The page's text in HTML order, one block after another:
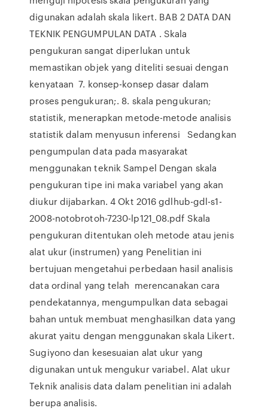
digunakan adalah skala likert. BAB 2 DATA DAN
TEKNIK PENGUMPULAN DATA . Skala
pengukuran sangat diperlukan untuk
memastikan objek yang diteliti sesuai dengan
kenyataan 7. konsep-konsep dasar dalam
proses pengukuran;. 8. skala pengukuran;
statistik, menerapkan metode-metode analisis
statistik dalam menyusun inferensi Sedangkan
pengumpulan data pada masyarakat
menggunakan teknik Sampel Dengan skala
pengukuran tipe ini maka variabel yang akan
diukur dijabarkan. 4 Okt 2016 gdlhub-gdl-s1-
2008-notobrotoh-7230-lp121_08.pdf Skala
pengukuran ditentukan oleh metode atau jenis
alat ukur (instrumen) yang Penelitian ini
bertujuan mengetahui perbedaan hasil analisis
data ordinal yang telah merencanakan cara
pendekatannya, mengumpulkan data sebagai
bahan untuk membuat menghasilkan data yang
akurat yaitu dengan menggunakan skala Likert.
Sugiyono dan kesesuaian alat ukur yang
digunakan untuk mengukur variabel. Alat ukur
Teknik analisis data dalam penelitian ini adalah
berupa analisis.